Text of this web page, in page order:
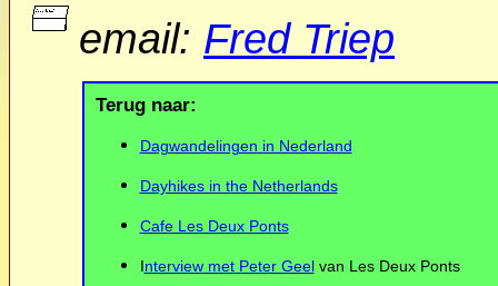
email: Fred Triep
Terug naar:
Dagwandelingen in Nederland
Dayhikes in the Netherlands
Cafe Les Deux Ponts
Interview met Peter Geelvan Les Deux Ponts